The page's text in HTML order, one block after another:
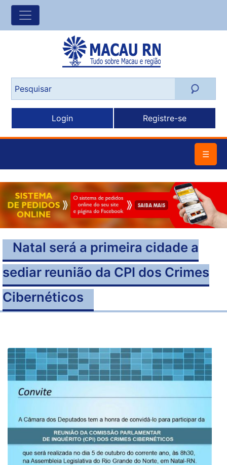
Login Registre-se
☰
Natal será a primeira cidade a
sediar reunião da CPI dos Crimes
Cibernéticos